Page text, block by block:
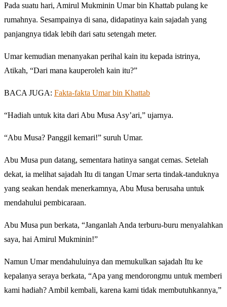
Pada suatu hari, Amirul Mukminin Umar bin Khattab pulang ke
rumahnya. Sesampainya di sana, didapatinya kain sajadah yang
panjangnya tidak lebih dari satu setengah meter.
Umar kemudian menanyakan perihal kain itu kepada istrinya,
Atikah, “Dari mana kauperoleh kain itu?”
BACA JUGA: Fakta-fakta Umar bin Khattab
“Hadiah untuk kita dari Abu Musa Asy’ari,” ujarnya.
“Abu Musa? Panggil kemari!” suruh Umar.
Abu Musa pun datang, sementara hatinya sangat cemas. Setelah
dekat, ia melihat sajadah Itu di tangan Umar serta tindak-tanduknya
yang seakan hendak menerkamnya, Abu Musa berusaha untuk
mendahului pembicaraan.
Abu Musa pun berkata, “Janganlah Anda terburu-buru menyalahkan
saya, hai Amirul Mukminin!”
Namun Umar mendahuluinya dan memukulkan sajadah Itu ke
kepalanya seraya berkata, “Apa yang mendorongmu untuk memberi
kami hadiah? Ambil kembali, karena kami tidak membutuhkannya,”